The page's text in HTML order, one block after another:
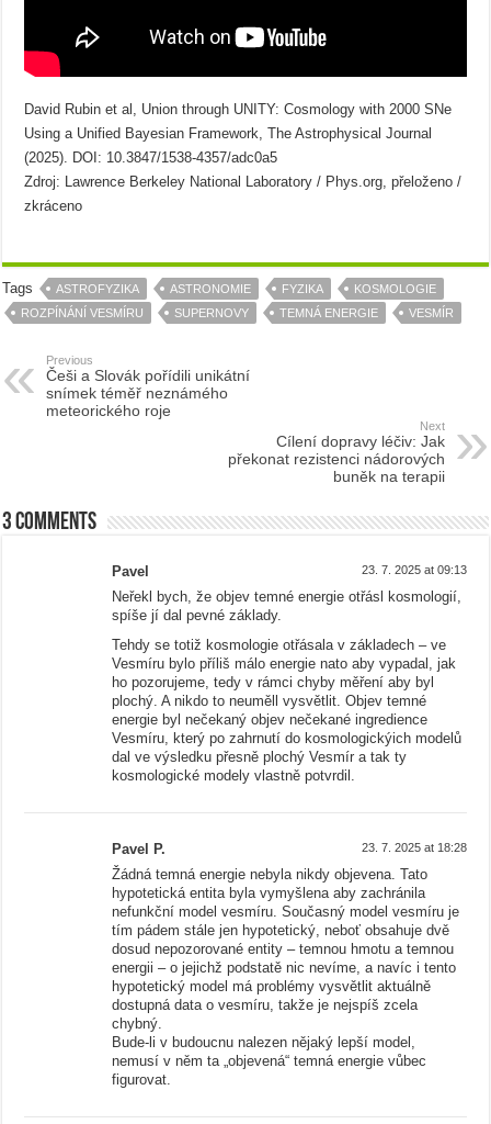
David Rubin et al, Union through UNITY: Cosmology with 2000 SNe
Using a Unified Bayesian Framework, The Astrophysical Journal
(2025). DOI: 10.3847/1538-4357/adc0a5
Zdroj: Lawrence Berkeley National Laboratory / Phys.org, přeloženo /
zkráceno
Tags ASTROFYZIKA ASTRONOMIE FYZIKA
KOSMOLOGIE
ROZPÍNÁNÍ VESMÍRU
SUPERNOVY TEMNÁ ENERGIE VESMÍR
Previous
Češi a Slovák pořídili unikátní
snímek téměř neznámého
meteorického roje
Next
Cílení dopravy léčiv: Jak
překonat rezistenci nádorových
buněk na terapii
3 comments
Pavel 23. 7. 2025 at 09:13
Neřekl bych, že objev temné energie otřásl kosmologií,
spíše jí dal pevné základy.
Tehdy se totiž kosmologie otřásala v základech – ve
Vesmíru bylo příliš málo energie nato aby vypadal, jak
ho pozorujeme, tedy v rámci chyby měření aby byl
plochý. A nikdo to neuměll vysvětlit. Objev temné
energie byl nečekaný objev nečekané ingredience
Vesmíru, který po zahrnutí do kosmologickýich modelů
dal ve výsledku přesně plochý Vesmír a tak ty
kosmologické modely vlastně potvrdil.
Pavel P. 23. 7. 2025 at 18:28
Žádná temná energie nebyla nikdy objevena. Tato
hypotetická entita byla vymyšlena aby zachránila
nefunkční model vesmíru. Současný model vesmíru je
tím pádem stále jen hypotetický, neboť obsahuje dvě
dosud nepozorované entity – temnou hmotu a temnou
energii – o jejichž podstatě nic nevíme, a navíc i tento
hypotetický model má problémy vysvětlit aktuálně
dostupná data o vesmíru, takže je nejspíš zcela
chybný.
Bude-li v budoucnu nalezen nějaký lepší model,
nemusí v něm ta „objevená“ temná energie vůbec
figurovat.